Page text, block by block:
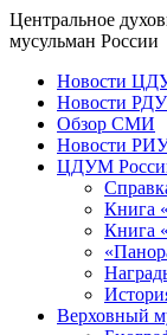
Центральное
мусульман России
Новости
Новости
Обзор СМИ
Новости
ЦДУМ
Книга
Книга
Верховный